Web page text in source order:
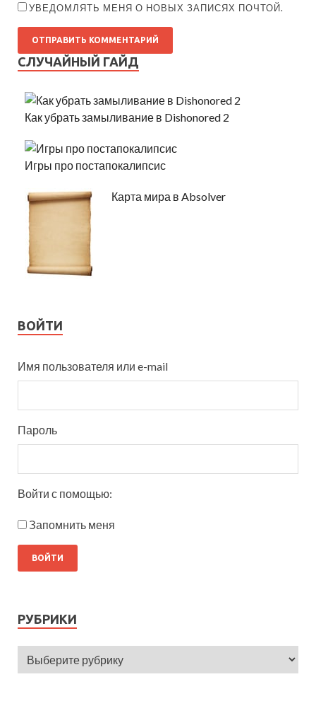
УВЕДОМЛЯТЬ МЕНЯ О НОВЫХ ЗАПИСЯХ ПОЧТОЙ.
СЛУЧАЙНЫЙ ГАЙД
Как убрать замыливание в Dishonored 2
Игры про постапокалипсис
Карта мира в Absolver
ВОЙТИ
Имя пользователя или e-mail
Пароль
Войти с помощью:
Запомнить меня
РУБРИКИ